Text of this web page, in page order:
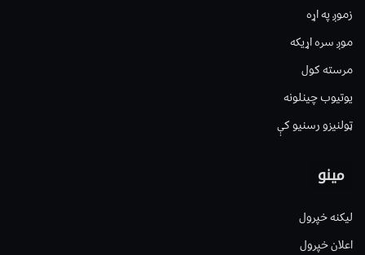
زموږ په اړه
موږ سره اړیکه
مرسته کول
یوتیوب چینلونه
ټولنیزو رسنیو کې
مینو
لیکنه خپرول
اعلان خپرول